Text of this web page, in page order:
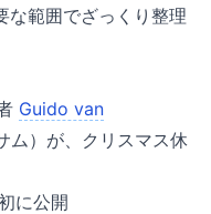
な範囲でざっくり整理
Guido van
ム）が、クリスマス休
に公開